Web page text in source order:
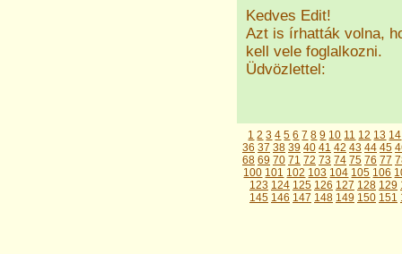
Kedves Edit!
Azt is írhatták volna,
kell vele foglalkozni.
Üdvözlettel:
1 2 3 4 5 6 7 8 9 10 11 12 13 14
36 37 38 39 40 41 42 43 44 45
68 69 70 71 72 73 74 75 76 77
100 101 102 103 104 105 106
123 124 125 126 127 128 129
145 146 147 148 149 150 151